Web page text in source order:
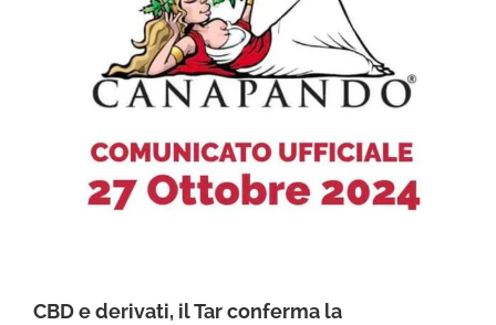
CONTATTI
CBD e derivati, il Tar conferma la